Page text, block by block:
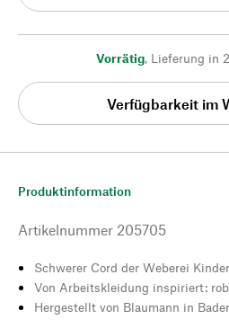
Vorrätig, Lieferung in
Verfügbarkeit im
Produktinformation
Artikelnummer 205705
Schwerer Cord der Weberei
Von Arbeitskleidung inspiriert:
Hergestellt von Blaumann in